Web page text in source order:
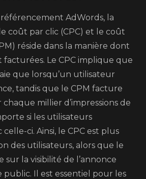
AdWords, la
coût par clic (CPC) et le coût
réside dans la manière dont
facturées. Le CPC implique que
que lorsqu’un utilisateur
tandis que le CPM facture
chaque millier d’impressions de
si les utilisateurs
ci. Ainsi, le CPC est plus
des utilisateurs, alors que le
sur la visibilité de l’annonce
public. Il est essentiel pour les